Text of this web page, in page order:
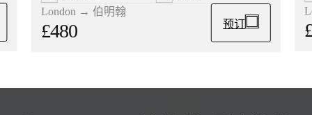
London → 伯明翰
£480 预订